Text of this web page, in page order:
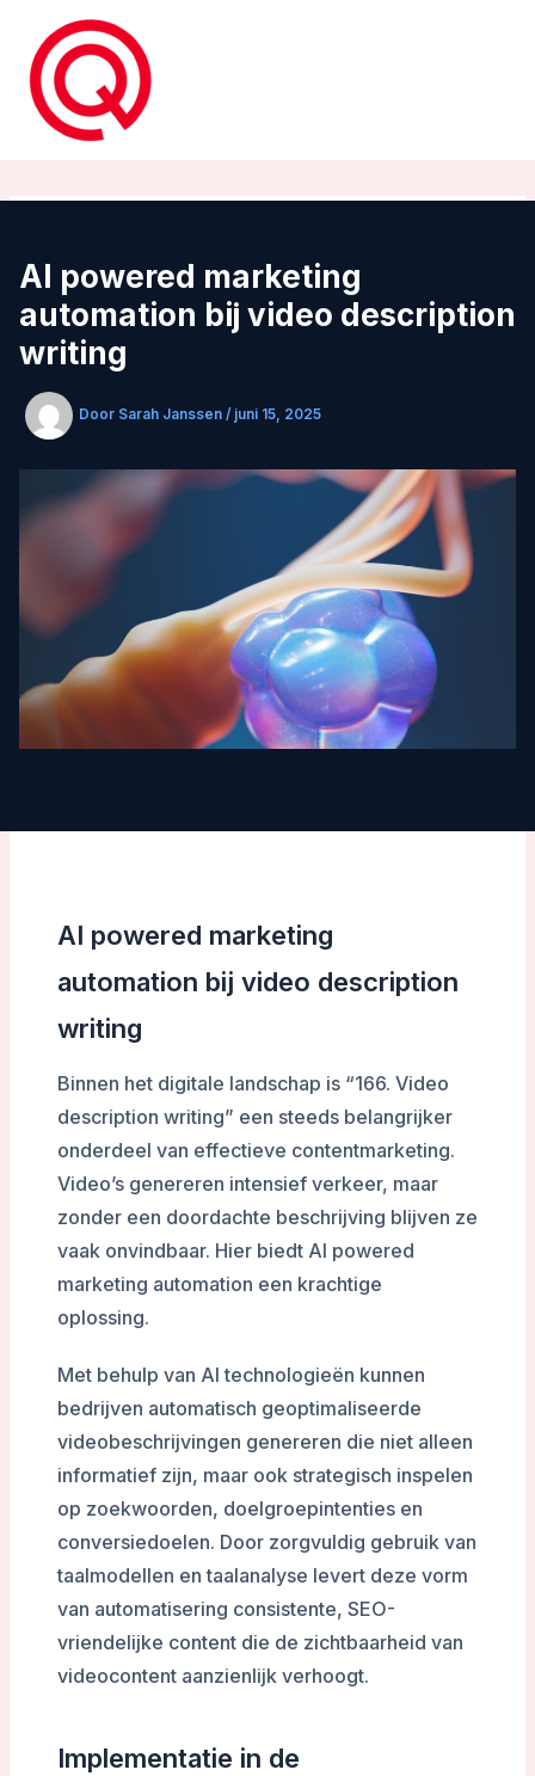
inhoud
AI powered marketing
automation bij video description
writing
Door Sarah Janssen / juni 15, 2025
AI powered marketing
automation bij video description
writing
Binnen het digitale landschap is “166. Video
description writing” een steeds belangrijker
onderdeel van effectieve contentmarketing.
Video’s genereren intensief verkeer, maar
zonder een doordachte beschrijving blijven ze
vaak onvindbaar. Hier biedt AI powered
marketing automation een krachtige
oplossing.
Met behulp van AI technologieën kunnen
bedrijven automatisch geoptimaliseerde
videobeschrijvingen genereren die niet alleen
informatief zijn, maar ook strategisch inspelen
op zoekwoorden, doelgroepintenties en
conversiedoelen. Door zorgvuldig gebruik van
taalmodellen en taalanalyse levert deze vorm
van automatisering consistente, SEO-
vriendelijke content die de zichtbaarheid van
videocontent aanzienlijk verhoogt.
Implementatie in de